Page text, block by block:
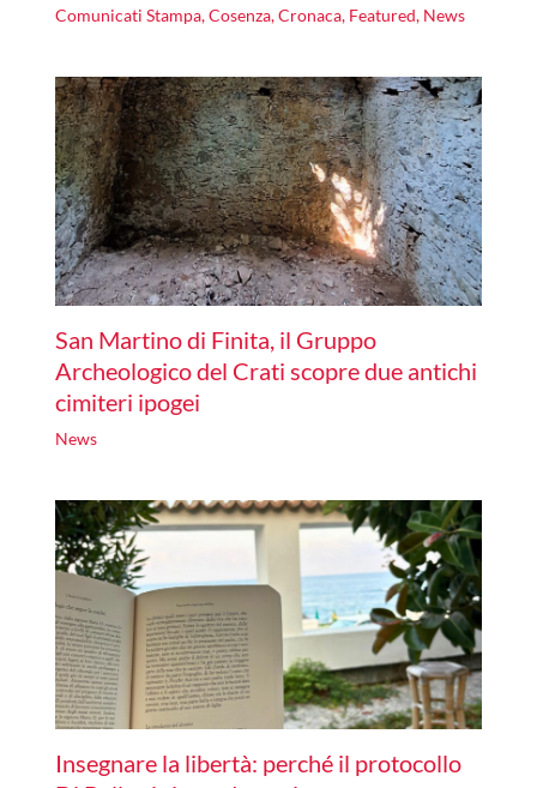
Comunicati Stampa,Cosenza,Cronaca, Featured, News
San Martino di Finita, il Gruppo
Archeologico del Crati scopre due antichi
cimiteri ipogei
News
Insegnare la libertà: perché il protocollo